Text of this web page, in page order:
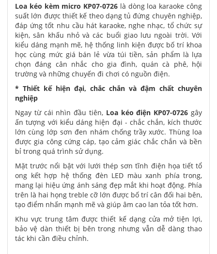
Loa kéo kèm micro KP07-0726 là dòng loa karaoke công
suất lớn được thiết kế theo dạng tủ đứng chuyên nghiệp,
đáp ứng tốt nhu cầu hát karaoke, nghe nhạc, tổ chức sự
kiện, sân khấu nhỏ và các buổi giao lưu ngoài trời. Với
kiểu dáng mạnh mẽ, hệ thống linh kiện được bố trí khoa
học cùng mức giá bán lẻ vừa túi tiền, sản phẩm là lựa
chọn đáng cân nhắc cho gia đình, quán cà phê, hội
trường và những chuyến đi chơi có nguồn điện.
* Thiết kế hiện đại, chắc chắn và đậm chất chuyên
nghiệp
Ngay từ cái nhìn đầu tiên, Loa kéo điện KP07-0726 gây
ấn tượng với kiểu dáng hiện đại - chắc chắn, kích thước
lớn cùng lớp sơn đen nhám chống trầy xước. Thùng loa
được gia công cứng cáp, tạo cảm giác chắc chắn và bền
bỉ trong quá trình sử dụng.
Mặt trước nổi bật với lưới thép sơn tĩnh điện họa tiết tổ
ong kết hợp hệ thống đèn LED màu xanh phía trong,
mang lại hiệu ứng ánh sáng đẹp mắt khi hoạt động. Phía
trên là hai họng treble cỡ lớn được bố trí cân đối hai bên,
tạo điểm nhấn mạnh mẽ và giúp âm cao lan tỏa tốt hơn.
Khu vực trung tâm được thiết kế dạng cửa mở tiện lợi,
bảo vệ dàn thiết bị bên trong nhưng vẫn dễ dàng thao
tác khi cần điều chỉnh.